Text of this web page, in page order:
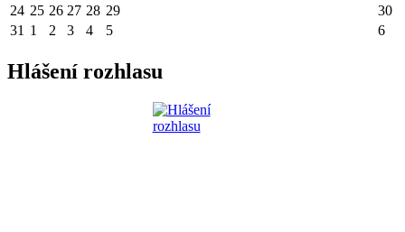
24 25 26 27 28 29
30
31 1 2 3 4 5 6
Hlášení rozhlasu